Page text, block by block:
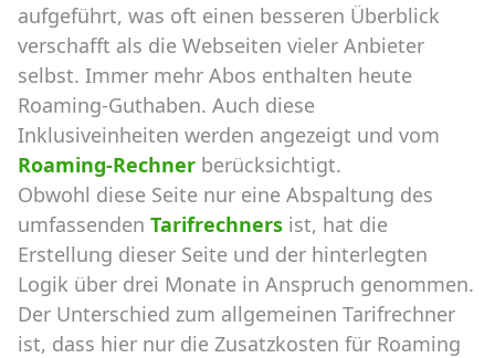
aufgeführt, was oft einen besseren Überblick
verschafft als die Webseiten vieler Anbieter
selbst. Immer mehr Abos enthalten heute
Roaming-Guthaben. Auch diese
Inklusiveinheiten werden angezeigt und vom
Roaming-Rechner berücksichtigt.
Obwohl diese Seite nur eine Abspaltung des
umfassenden Tarifrechners ist, hat die
Erstellung dieser Seite und der hinterlegten
Logik über drei Monate in Anspruch genommen.
Der Unterschied zum allgemeinen Tarifrechner
ist, dass hier nur die Zusatzkosten für Roaming